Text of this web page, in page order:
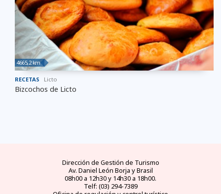
4665,2 km
RECETAS Licto
Bizcochos de Licto
Dirección de Gestión de Turismo
Av. Daniel León Borja y Brasil
08h00 a 12h30 y 14h30 a 18h00.
Telf: (03) 294-7389